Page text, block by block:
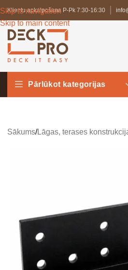
Skip to navigation
Skip to main content
Klientu apkalpošana P-Pk 7:30-16:30
Pārlūkot kategorijas
Sākums/Lāgas, terases